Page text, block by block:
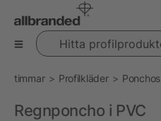
Hitta profilprodukter
timmar Profilkläder Ponchos
Regnponcho i PVC